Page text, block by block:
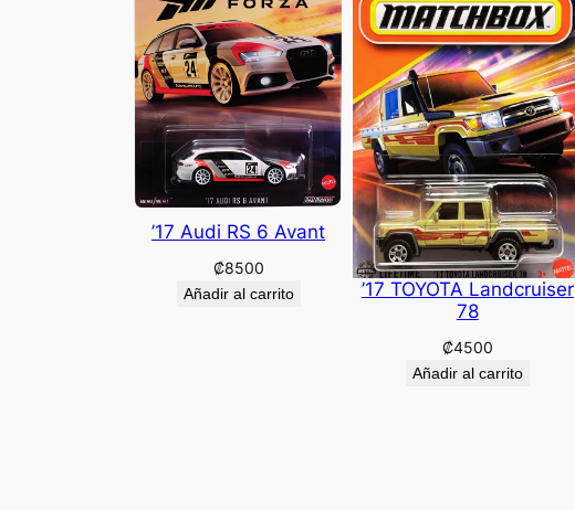
’17 Audi RS 6 Avant
₡8500
Añadir al carrito
’17 TOYOTA Landcruiser
78
₡4500
Añadir al carrito